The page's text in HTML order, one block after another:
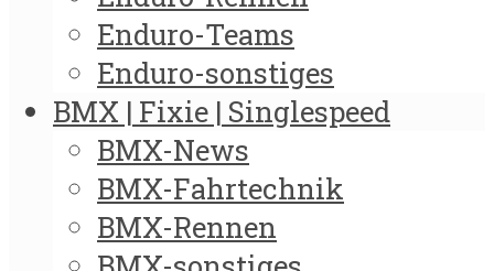
Enduro-Teams
Enduro-sonstiges
BMX | Fixie | Singlespeed
BMX-News
BMX-Fahrtechnik
BMX-Rennen